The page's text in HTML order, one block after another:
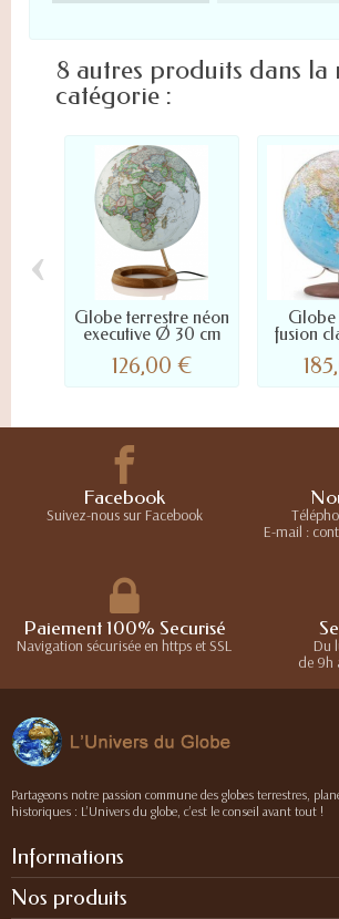
8 autres produits dans la
catégorie :
Globe terrestre néon
executive Ø 30 cm
126,00 €
Globe
fusion
‹
Facebook
Suivez-nous sur Facebook
E-mail :
Paiement 100% Securisé
Navigation sécurisée en https et SSL
Du
de 9h
Partageons notre passion commune des globes terrestres,
historiques : L’Univers du globe, c’est le conseil avant tout !
Informations
Nos produits